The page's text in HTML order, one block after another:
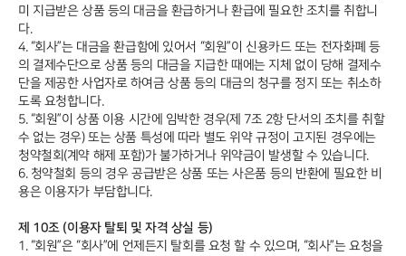
미 지급받은 상품 등의 대금을 환급하거나 환급에 필요한 조치를 취합니
다.
4. “회사”는 대금을 환급함에 있어서 “회원”이 신용카드 또는 전자화폐 등
의 결제수단으로 상품 등의 대금을 지급한 때에는 지체 없이 당해 결제수
단을 제공한 사업자로 하여금 상품 등의 대금의 청구를 정지 또는 취소하
도록 요청합니다.
5. “회원”이 상품 이용 시간에 임박한 경우(제 7조 2항 단서의 조치를 취할
수 없는 경우) 또는 상품 특성에 따라 별도 위약 규정이 고지된 경우에는
청약철회(계약 해제 포함)가 불가하거나 위약금이 발생할 수 있습니다.
6. 청약철회 등의 경우 공급받은 상품 또는 사은품 등의 반환에 필요한 비
용은 이용자가 부담합니다.
제 10조 (이용자 탈퇴 및 자격 상실 등)
1. “회원”은 “회사”에 언제든지 탈회를 요청 할 수 있으며, “회사”는 요청을